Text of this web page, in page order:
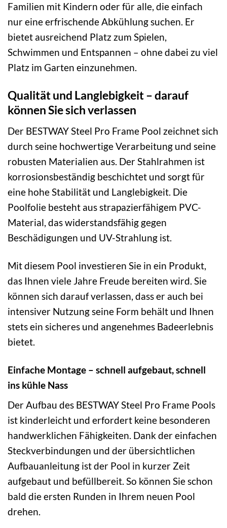
Familien mit Kindern oder für alle, die einfach
nur eine erfrischende Abkühlung suchen. Er
bietet ausreichend Platz zum Spielen,
Schwimmen und Entspannen – ohne dabei zu viel
Platz im Garten einzunehmen.
Qualität und Langlebigkeit – darauf
können Sie sich verlassen
Der BESTWAY Steel Pro Frame Pool zeichnet sich
durch seine hochwertige Verarbeitung und seine
robusten Materialien aus. Der Stahlrahmen ist
korrosionsbeständig beschichtet und sorgt für
eine hohe Stabilität und Langlebigkeit. Die
Poolfolie besteht aus strapazierfähigem PVC-
Material, das widerstandsfähig gegen
Beschädigungen und UV-Strahlung ist.
Mit diesem Pool investieren Sie in ein Produkt,
das Ihnen viele Jahre Freude bereiten wird. Sie
können sich darauf verlassen, dass er auch bei
intensiver Nutzung seine Form behält und Ihnen
stets ein sicheres und angenehmes Badeerlebnis
bietet.
Einfache Montage – schnell aufgebaut, schnell
ins kühle Nass
Der Aufbau des BESTWAY Steel Pro Frame Pools
ist kinderleicht und erfordert keine besonderen
handwerklichen Fähigkeiten. Dank der einfachen
Steckverbindungen und der übersichtlichen
Aufbauanleitung ist der Pool in kurzer Zeit
aufgebaut und befüllbereit. So können Sie schon
bald die ersten Runden in Ihrem neuen Pool
drehen.